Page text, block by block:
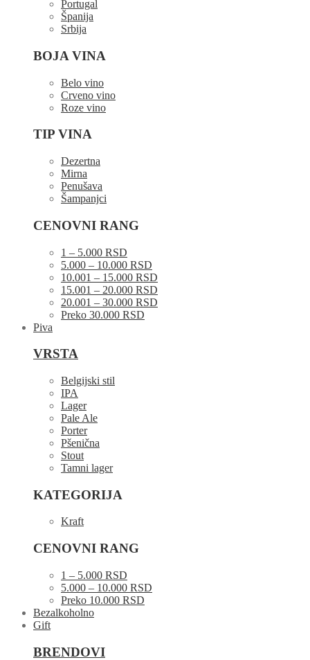
Portugal
Španija
Srbija
BOJA VINA
Belo vino
Crveno vino
Roze vino
TIP VINA
Dezertna
Mirna
Penušava
Šampanjci
CENOVNI RANG
1 – 5.000 RSD
5.000 – 10.000 RSD
10.001 – 15.000 RSD
15.001 – 20.000 RSD
20.001 – 30.000 RSD
Preko 30.000 RSD
Piva
VRSTA
Belgijski stil
IPA
Lager
Pale Ale
Porter
Pšenična
Stout
Tamni lager
KATEGORIJA
Kraft
CENOVNI RANG
1 – 5.000 RSD
5.000 – 10.000 RSD
Preko 10.000 RSD
Bezalkoholno
Gift
BRENDOVI